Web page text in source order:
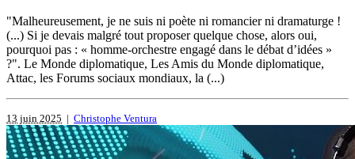
"Malheureusement, je ne suis ni poète ni romancier ni dramaturge !
(...) Si je devais malgré tout proposer quelque chose, alors oui,
pourquoi pas : « homme-orchestre engagé dans le débat d’idées »
?". Le Monde diplomatique, Les Amis du Monde diplomatique,
Attac, les Forums sociaux mondiaux, la (...)
13 juin 2025 | Christophe Ventura